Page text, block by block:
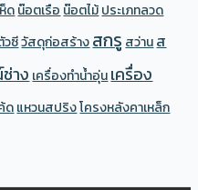
ดน๊อตเรือน๊อตไม้ประเภทลวด
วซีวัสดุก่อสร้างสกรู สว่านส
าง เครื่องทำน้ำอุ่นเครื่อง
ดแหวนสปริงโครงหลังคาเหล็ก